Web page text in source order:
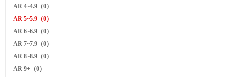
AR 4~4.9（0）
AR 5~5.9（0）
AR 6~6.9（0）
AR 7~7.9（0）
AR 8~8.9（0）
AR 9+（0）